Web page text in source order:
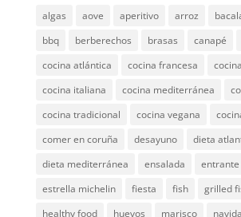
algas aove aperitivo arroz
bbq
berberechos brasas canapé
cocina atlántica
cocina francesa
cocina italiana
cocina mediterránea
cocina tradicional
cocina vegana
comer en coruña
desayuno
dieta
dieta mediterránea
ensalada
entrante
estrella michelin
fiesta fish
grilled
healthy food
huevos marisco